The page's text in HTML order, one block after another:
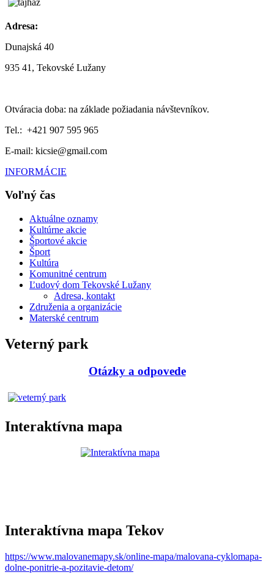
Adresa:
Dunajská 40
935 41, Tekovské Lužany
Otváracia doba: na základe požiadania návštevníkov.
Tel.: +421 907 595 965
E-mail: kicsie@gmail.com
INFORMÁCIE
Voľný čas
Aktuálne oznamy
Kultúrne akcie
Športové akcie
Šport
Kultúra
Komunitné centrum
Ľudový dom Tekovské Lužany
Adresa, kontakt
Združenia a organizácie
Materské centrum
Veterný park
Otázky a odpovede
Interaktívna mapa
Interaktívna mapa Tekov
https://www.malovanemapy.sk/online-mapa/malovana-cyklomapa-
dolne-ponitrie-a-pozitavie-detom/